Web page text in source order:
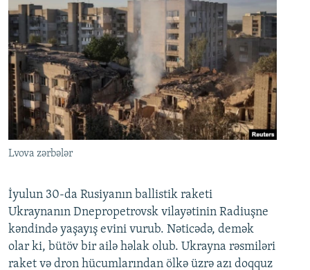
Lvova zərbələr
İyulun 30-da Rusiyanın ballistik raketi
Ukraynanın Dnepropetrovsk vilayətinin Radiuşne
kəndində yaşayış evini vurub. Nəticədə, demək
olar ki, bütöv bir ailə həlak olub. Ukrayna rəsmiləri
raket və dron hücumlarından ölkə üzrə azı doqquz